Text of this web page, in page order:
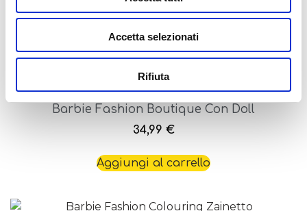
Accetta selezionati
Rifiuta
Barbie Fashion Boutique Con Doll
34,99 €
Aggiungi al carrello